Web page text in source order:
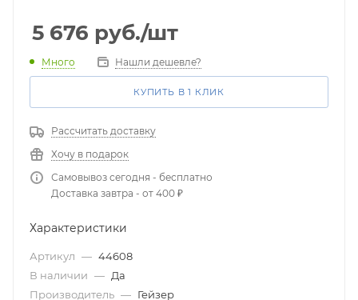
5 676 руб./шт
Много Нашли дешевле?
КУПИТЬ В 1 КЛИК
Рассчитать доставку
Хочу в подарок
Самовывоз сегодня - бесплатно
Доставка завтра - от 400 ₽
Характеристики
Артикул — 44608
В наличии — Да
Производитель — Гейзер